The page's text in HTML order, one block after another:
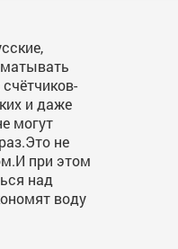
и даже
могут
не
при этом
над
воду